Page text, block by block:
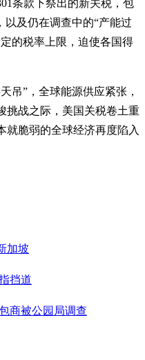
条款下祭出的新关税，包
以及仍在调查中的“产能过
的税率上限，迫使各国得
吊”，全球能源供应紧张，
挑战之际，美国关税卷土重
就脆弱的全球经济再度陷入
加坡
挡道
商被公园局调查